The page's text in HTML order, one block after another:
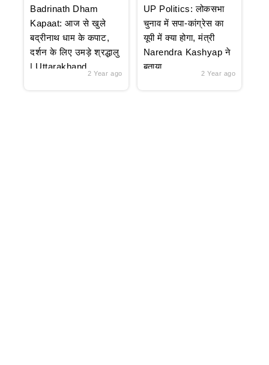
Badrinath Dham
Kapaat: आज से खुले
बद्रीनाथ धाम के कपाट,
दर्शन के लिए उमड़े श्रद्धालु
| Uttarakhand
2 Year ago
UP Politics: लोकसभा
चुनाव में सपा-कांग्रेस का
यूपी में क्या होगा, मंत्री
Narendra Kashyap ने
बताया
2 Year ago